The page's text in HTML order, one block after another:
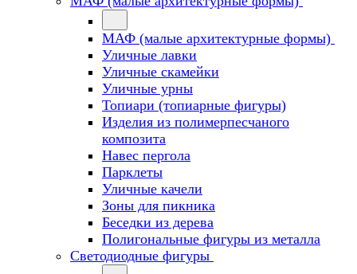
МАФ (малые архитектурные формы)
Уличные лавки
Уличные скамейки
Уличные урны
Топиари (топиарные фигуры)
Изделия из полимерпесчаного
композита
Навес пергола
Парклеты
Уличные качели
Зоны для пикника
Беседки из дерева
Полигональные фигуры из металла
Светодиодные фигуры